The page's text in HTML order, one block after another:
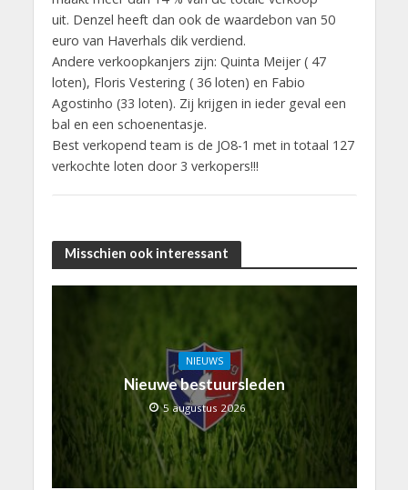
uit. Denzel heeft dan ook de waardebon van 50
euro van Haverhals dik verdiend.
Andere verkoopkanjers zijn: Quinta Meijer ( 47
loten), Floris Vestering ( 36 loten) en Fabio
Agostinho (33 loten). Zij krijgen in ieder geval een
bal en een schoenentasje.
Best verkopend team is de JO8-1 met in totaal 127
verkochte loten door 3 verkopers!!!
Misschien ook interessant
NIEUWS
Nieuwe bestuursleden
5 augustus 2026